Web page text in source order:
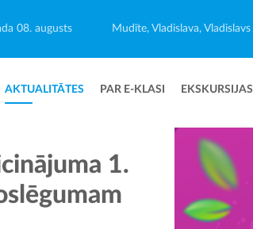
08. augusts Mudīte, Vladislava, Vladislavs
AKTUALITĀTES PAR E-KLASI EKSKURSIJAS
1.